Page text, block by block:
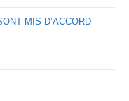
MIS D’ACCORD